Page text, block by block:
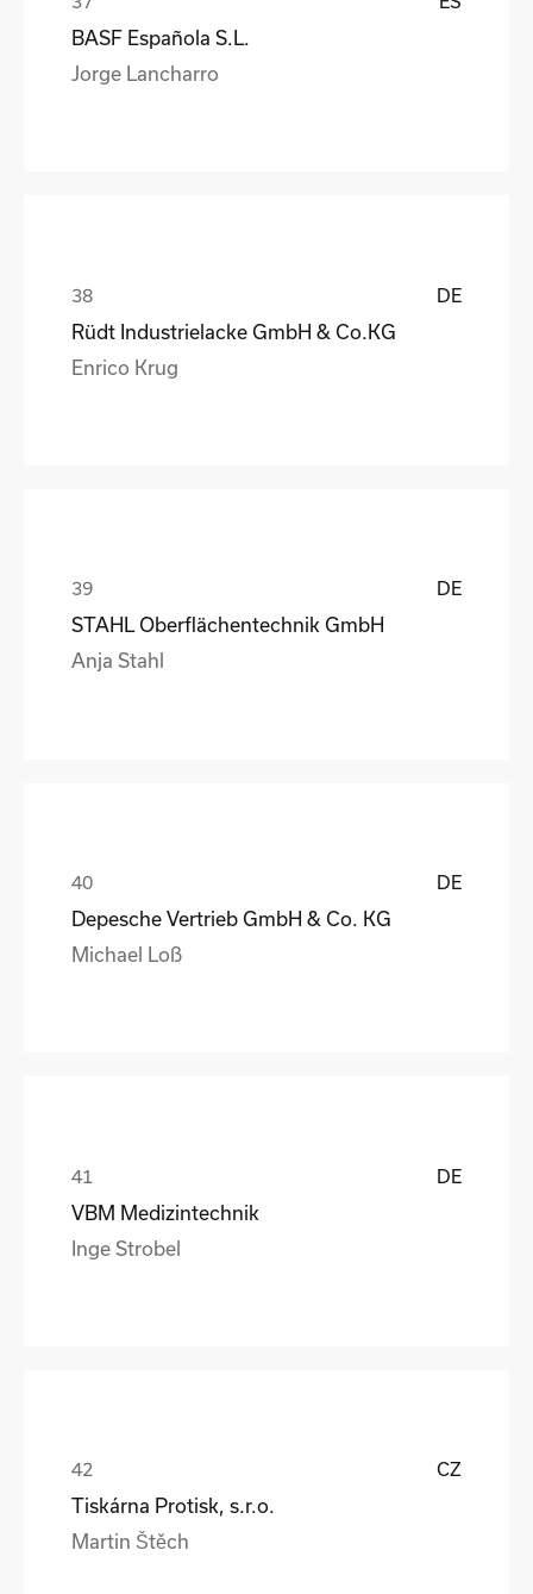
BASF Española S.L.
Jorge Lancharro
DE
Rüdt Industrielacke GmbH & Co.KG
Enrico Krug
DE
STAHL Oberflächentechnik GmbH
Anja Stahl
DE
Depesche Vertrieb GmbH & Co. KG
Michael Loß
DE
VBM Medizintechnik
Inge Strobel
CZ
Tiskárna Protisk, s.r.o.
Martin Štěch